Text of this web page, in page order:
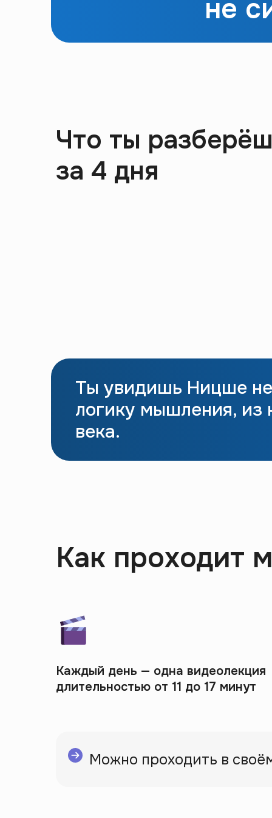
не
Что ты
за 4 дня
Ты увидишь Ницше
логику мышления, из
века.
Как проходит
Каждый день — одна видеолекция
длительностью от 11 до 17 минут
Можно проходить в